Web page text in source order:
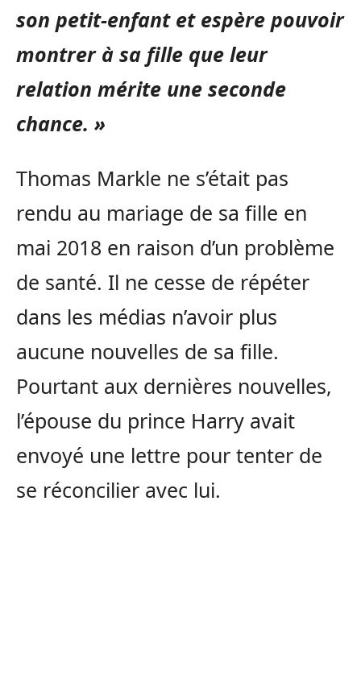
son petit-enfant et espère pouvoir
montrer à sa fille que leur
relation mérite une seconde
chance. »
Thomas Markle ne s’était pas
rendu au mariage de sa fille en
mai 2018 en raison d’un problème
de santé. Il ne cesse de répéter
dans les médias n’avoir plus
aucune nouvelles de sa fille.
Pourtant aux dernières nouvelles,
l’épouse du prince Harry avait
envoyé une lettre pour tenter de
se réconcilier avec lui.